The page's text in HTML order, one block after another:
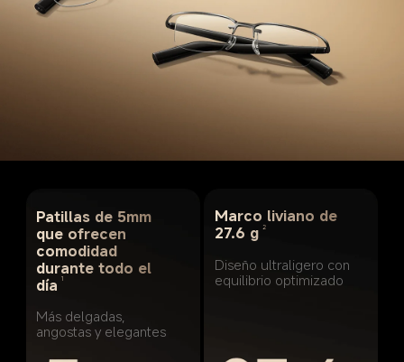
Patillas de 5mm
que ofrecen
comodidad
durante todo el
día 1
Más delgadas,
angostas y elegantes
Marco liviano de
27.6 g 2
Diseño ultraligero con
equilibrio optimizado